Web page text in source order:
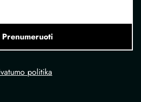
Prenumeruoti
politika